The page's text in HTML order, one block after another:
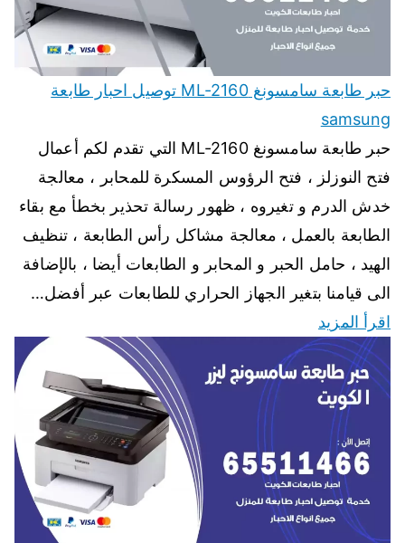
حبر طابعة سامسونغ ML-2160 توصيل احبار طابعة
samsung
حبر طابعة سامسونغ ML-2160 التي تقدم لكم أعمال
فتح النوزلز ، فتح الرؤوس المسكرة للمحابر ، معالجة
خدش الدرم و تغيروه ، ظهور رسالة تحذير بخطأ مع بقاء
الطابعة بالعمل ، معالجة مشاكل رأس الطابعة ، تنظيف
الهيد ، حامل الحبر و المحابر و الطابعات أيضا ، بالإضافة
الى قيامنا بتغير الجهاز الحراري للطابعات عبر أفضل…
اقرأ المزيد